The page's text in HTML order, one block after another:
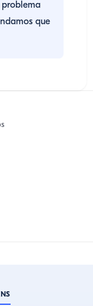
que